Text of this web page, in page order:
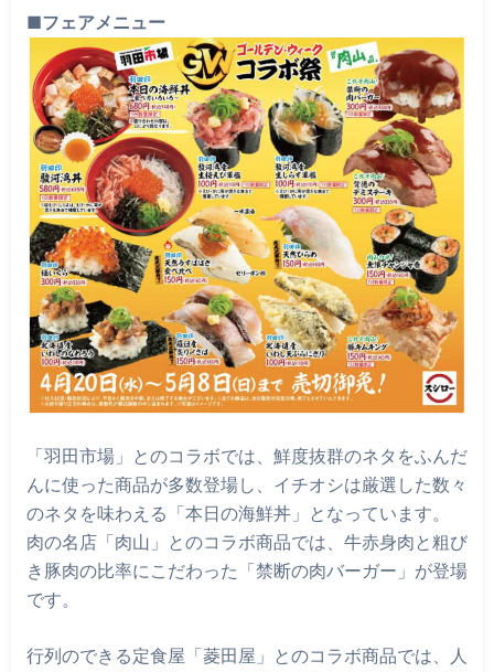
■フェアメニュー
「羽田市場」とのコラボでは、鮮度抜群のネタをふんだ
んに使った商品が多数登場し、イチオシは厳選した数々
のネタを味わえる「本日の海鮮丼」となっています。
肉の名店「肉山」とのコラボ商品では、牛赤身肉と粗び
き豚肉の比率にこだわった「禁断の肉バーガー」が登場
です。
行列のできる定食屋「菱田屋」とのコラボ商品では、人